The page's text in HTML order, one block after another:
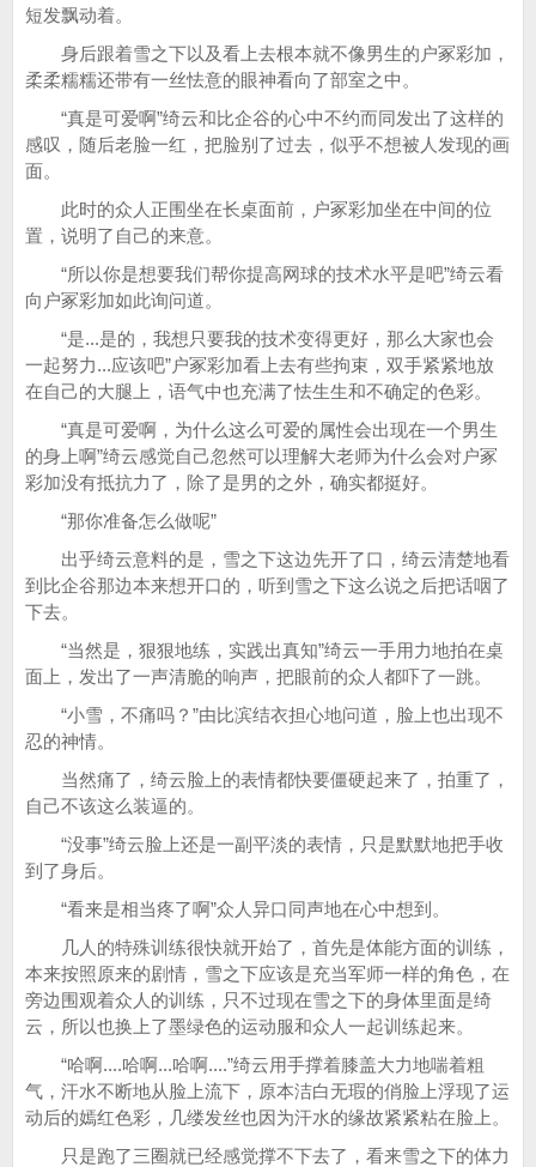
短发飘动着。
身后跟着雪之下以及看上去根本就不像男生的户冢彩加，
柔柔糯糯还带有一丝怯意的眼神看向了部室之中。
“真是可爱啊”绮云和比企谷的心中不约而同发出了这样的
感叹，随后老脸一红，把脸别了过去，似乎不想被人发现的画
面。
此时的众人正围坐在长桌面前，户冢彩加坐在中间的位
置，说明了自己的来意。
“所以你是想要我们帮你提高网球的技术水平是吧”绮云看
向户冢彩加如此询问道。
“是...是的，我想只要我的技术变得更好，那么大家也会
一起努力...应该吧”户冢彩加看上去有些拘束，双手紧紧地放
在自己的大腿上，语气中也充满了怯生生和不确定的色彩。
“真是可爱啊，为什么这么可爱的属性会出现在一个男生
的身上啊”绮云感觉自己忽然可以理解大老师为什么会对户冢
彩加没有抵抗力了，除了是男的之外，确实都挺好。
“那你准备怎么做呢”
出乎绮云意料的是，雪之下这边先开了口，绮云清楚地看
到比企谷那边本来想开口的，听到雪之下这么说之后把话咽了
下去。
“当然是，狠狠地练，实践出真知”绮云一手用力地拍在桌
面上，发出了一声清脆的响声，把眼前的众人都吓了一跳。
“小雪，不痛吗？”由比滨结衣担心地问道，脸上也出现不
忍的神情。
当然痛了，绮云脸上的表情都快要僵硬起来了，拍重了，
自己不该这么装逼的。
“没事”绮云脸上还是一副平淡的表情，只是默默地把手收
到了身后。
“看来是相当疼了啊”众人异口同声地在心中想到。
几人的特殊训练很快就开始了，首先是体能方面的训练，
本来按照原来的剧情，雪之下应该是充当军师一样的角色，在
旁边围观着众人的训练，只不过现在雪之下的身体里面是绮
云，所以也换上了墨绿色的运动服和众人一起训练起来。
“哈啊....哈啊...哈啊....”绮云用手撑着膝盖大力地喘着粗
气，汗水不断地从脸上流下，原本洁白无瑕的俏脸上浮现了运
动后的嫣红色彩，几缕发丝也因为汗水的缘故紧紧粘在脸上。
只是跑了三圈就已经感觉撑不下去了，看来雪之下的体力